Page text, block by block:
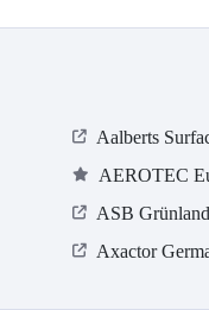
Aalberts
AEROTEC
ASB
Axactor